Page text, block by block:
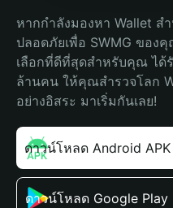
หากกำลังมองหา Wallet ส
ปลอดภัยเพื่อ SWMG ของ
เลือกที่ดีที่สุดสำหรับคุณ ได้
ล้านคน ให้คุณสำรวจโลก
อย่างอิสระ มาเริ่มกันเลย!
ดาวน์โหลด Android APK
ดาวน์โหลด Google Play